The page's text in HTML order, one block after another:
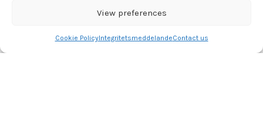
View preferences
Cookie PolicyIntegritetsmeddelandeContact us
Dansemessen 2022 CREATED BYDANSEMESSEN. PREMIUM Dance SOLUTIONS.
My account